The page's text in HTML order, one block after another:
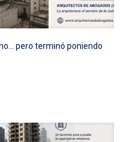
pero terminó poniendo